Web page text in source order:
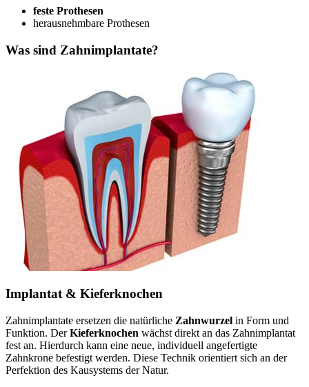
feste Prothesen
herausnehmbare Prothesen
Was sind Zahnimplantate?
Implantat & Kieferknochen
Zahnimplantate ersetzen die natürliche Zahnwurzel in Form und
Funktion. DerKieferknochen wächst direkt an das Zahnimplantat
fest an. Hierdurch kann eine neue, individuell angefertigte
Zahnkrone befestigt werden. Diese Technik orientiert sich an der
Perfektion des Kausystems der Natur.